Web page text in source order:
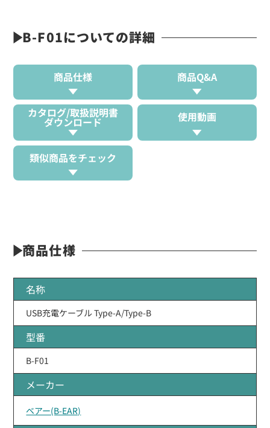
B-F01についての詳細
商品仕様 商品Q&A
カタログ/取扱説明書
ダウンロード 使用動画
類似商品をチェック
商品仕様
名称
USB充電ケーブル Type-A/Type-B
型番
B-F01
メーカー
ベアー(B-EAR)